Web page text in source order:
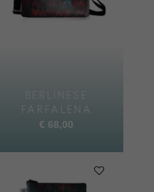
BERLINESE
FARFALENA
€ 68,00